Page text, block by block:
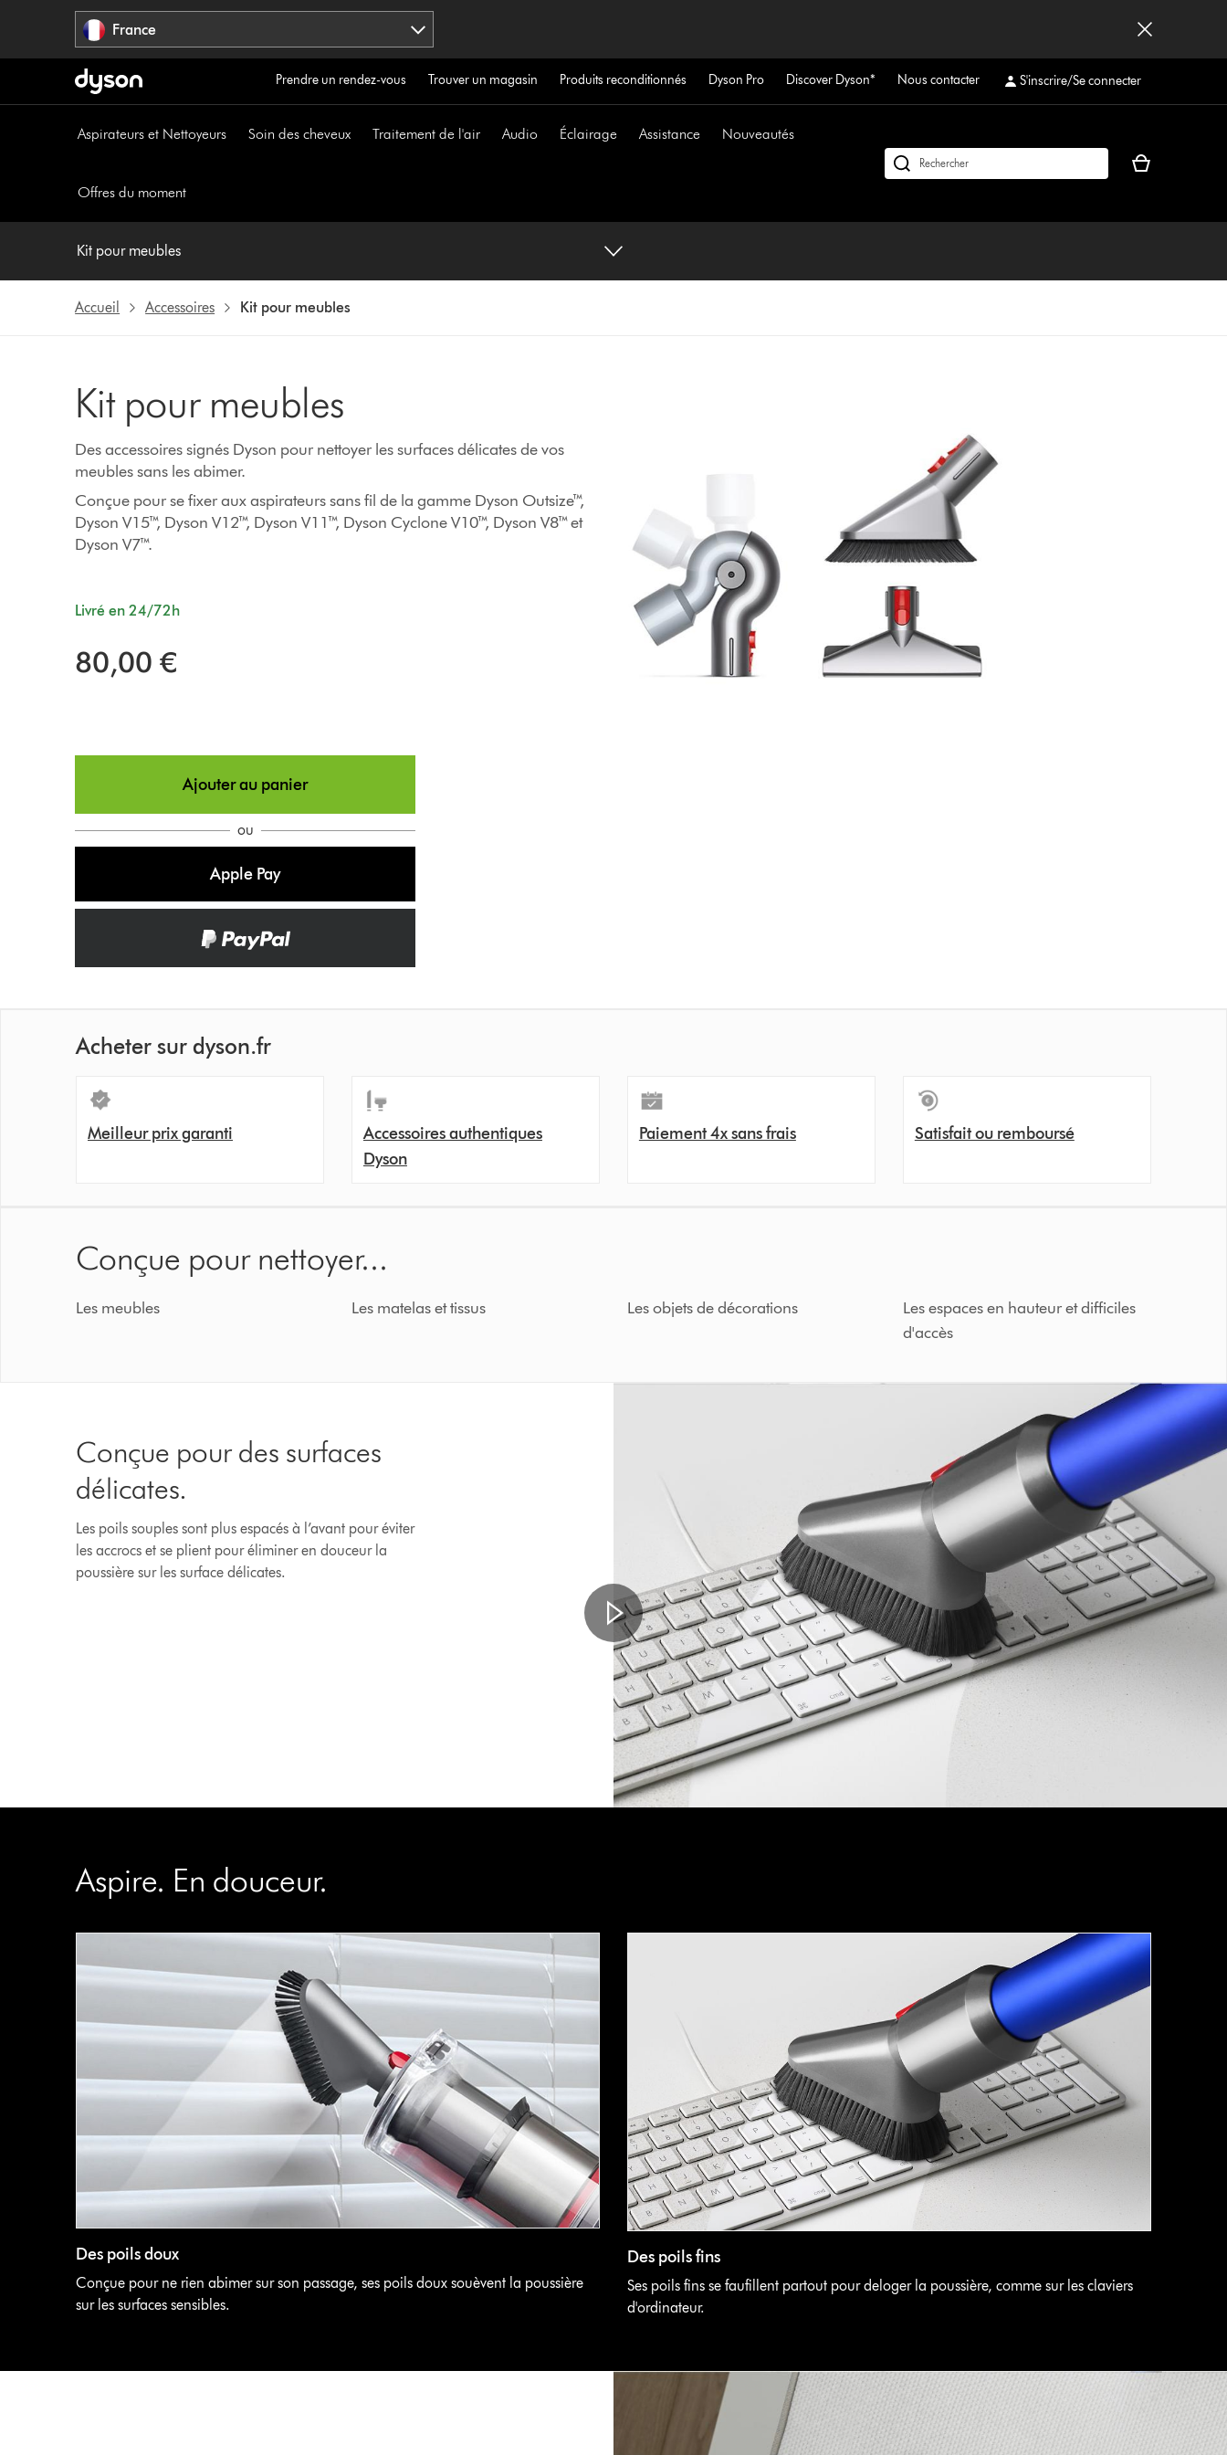
France
Prendre un rendez-vous Trouver un magasin Produits reconditionnés Dyson Pro Discover Dyson* Nous contacter S'inscrire/Se connecter
Aspirateurs et Nettoyeurs Soin des cheveux Traitement de l'air Audio Éclairage Assistance Nouveautés
Offres du moment
Rechercher
Votre
vide
Kit pour meubles
Accueil Accessoires Kit pour meubles
Kit pour meubles
Des accessoires signés Dyson pour nettoyer les surfaces délicates de vos
meubles sans les abimer.
Conçue pour se fixer aux aspirateurs sans fil de la gamme Dyson Outsize™,
Dyson V15™, Dyson V12™, Dyson V11™, Dyson Cyclone V10™, Dyson V8™ et
Dyson V7™.
Livré en 24/72h
80,00 €
Ajouter au panier
ou
Apple Pay
Acheter sur dyson.fr
Meilleur prix garanti
Accessoires authentiques
Dyson
Paiement 4x sans frais Satisfait ou remboursé
Conçue pour nettoyer...
Les meubles Les matelas et tissus Les objets de décorations
Les espaces en hauteur et difficiles
d'accès
Conçue pour des surfaces
délicates.
Les poils souples sont plus espacés à l’avant pour éviter
les accrocs et se plient pour éliminer en douceur la
poussière sur les surface délicates.
Aspire. En douceur.
Des poils doux
Conçue pour ne rien abimer sur son passage, ses poils doux souèvent la poussière
sur les surfaces sensibles.
Des poils fins
Ses poils fins se faufillent partout pour deloger la poussière, comme sur les claviers
d'ordinateur.